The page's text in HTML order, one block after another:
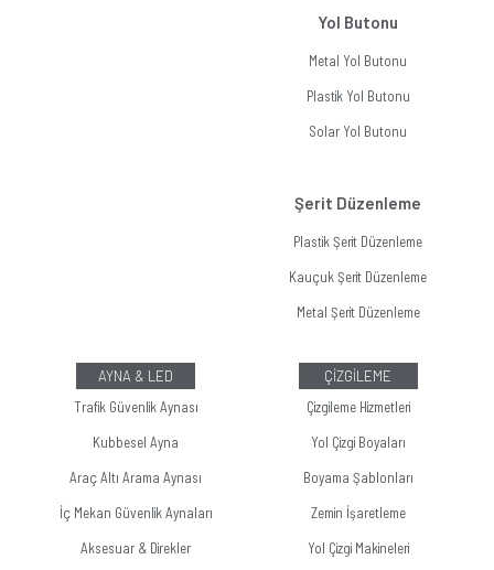
Yol Butonu
Metal Yol Butonu
Plastik Yol Butonu
Solar Yol Butonu
Şerit Düzenleme
Plastik Şerit Düzenleme
Kauçuk Şerit Düzenleme
Metal Şerit Düzenleme
AYNA & LED
Trafik Güvenlik Aynası
Kubbesel Ayna
Araç Altı Arama Aynası
İç Mekan Güvenlik Aynaları
Aksesuar & Direkler
ÇİZGİLEME
Çizgileme Hizmetleri
Yol Çizgi Boyaları
Boyama Şablonları
Zemin İşaretleme
Yol Çizgi Makineleri